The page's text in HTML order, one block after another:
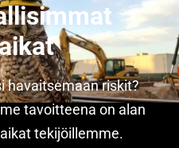
havaitsemaan riskit?
tavoitteena on alan
tekijöillemme.